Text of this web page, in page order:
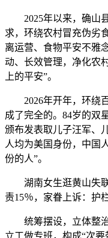
2025年以来，确山县
求，环绕农村冒充伪劣
离运营、食物平安不雅
动、长效管理，净化农
上的平安”。
2026年开年，环绕百
成了完全的。84岁的双
颁布发表取儿子汪军、
人均为美国身份，中国
份的人”。
湖南女生逛黄山失联
责15％，家眷上诉：护
统筹摆设，立体整治
立工做专班，构成“次